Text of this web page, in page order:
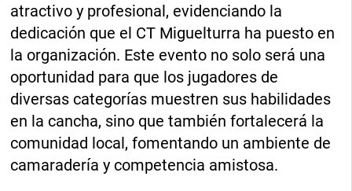
atractivo y profesional, evidenciando la
dedicación que el CT Miguelturra ha puesto en
la organización. Este evento no solo será una
oportunidad para que los jugadores de
diversas categorías muestren sus habilidades
en la cancha, sino que también fortalecerá la
comunidad local, fomentando un ambiente de
camaradería y competencia amistosa.